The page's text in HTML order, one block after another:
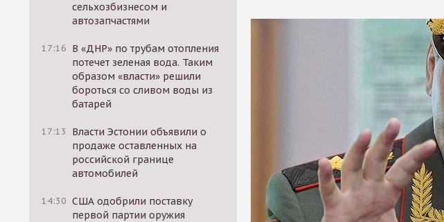
сельхозбизнесом и
автозапчастями
17:16 В «ДНР» по трубам отопления
потечет зеленая вода. Таким
образом «власти» решили
бороться со сливом воды из
батарей
17:13
Власти Эстонии объявили о
продаже оставленных на
российской границе
автомобилей
14:30 США одобрили поставку
первой партии оружия